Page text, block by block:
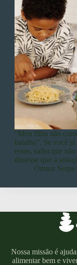
“Meu filho não
batalha”. Se você
essas, saiba que
dissesse que a
Ormuz Serpa
Nossa missão é
alimentar bem e